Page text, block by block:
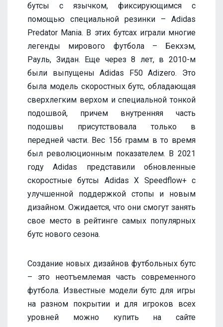
бутсы с язычком, фиксирующимся с
помощью специальной резинки – Adidas
Predator Mania. В этих бутсах играли многие
легенды мирового футбола – Бекхэм,
Рауль, Зидан. Еще через 8 лет, в 2010-м
были выпущены Adidas F50 Adizero. Это
была модель скоростных бутс, обладающая
сверхлегким верхом и специальной тонкой
подошвой, причем внутренняя часть
подошвы присутствовала только в
передней части. Вес 156 грамм в то время
был революционным показателем. В 2021
году Adidas представили обновленные
скоростные бутсы Adidas X Speedflow+ с
улучшенной поддержкой стопы и новым
дизайном. Ожидается, что они смогут занять
свое место в рейтинге самых популярных
бутс нового сезона.
Создание новых дизайнов футбольных бутс
– это неотъемлемая часть современного
футбола. Известные модели бутс для игры
на разном покрытии и для игроков всех
уровней можно купить на сайте